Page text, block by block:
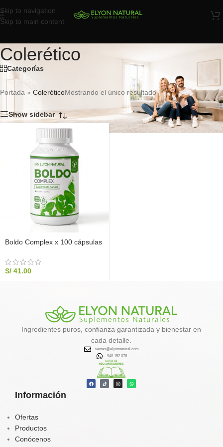
Skip to navigation
Skip to main content
Colerético
Categorías
Portada » ColeréticoMostrando el único resultado
Show sidebar
Boldo Complex x 100 cápsulas
S/ 41.00
Información
Ofertas
Productos
Conócenos
Ingredientes puros, confianza garantizada y bienestar en
cada detalle.
ventas@elyonnatural.com
948 152 076